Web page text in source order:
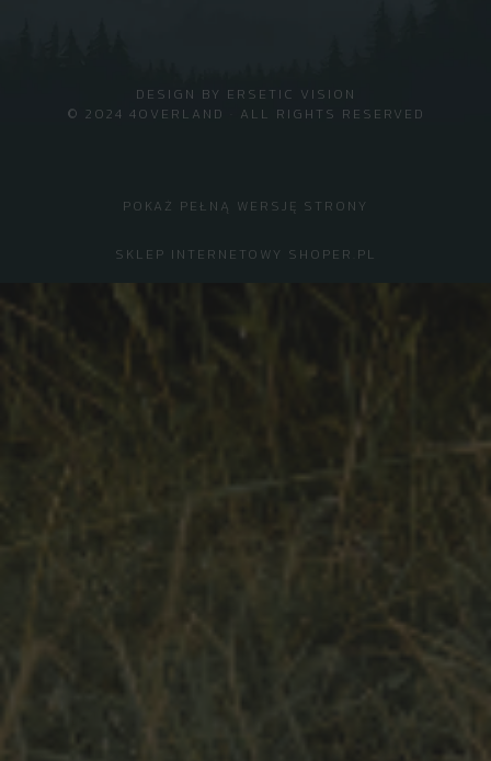
© 2024 4OVERLAND · ALL RIGHTS RESERVED
DESIGN BY ERSETIC VISION
POKAŻ PEŁNĄ WERSJĘ STRONY
SKLEP INTERNETOWY SHOPER.PL